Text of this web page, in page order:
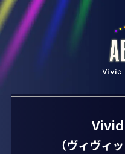
（ヴィヴィ